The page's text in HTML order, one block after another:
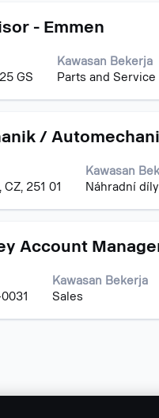
- Emmen
GS
Kawasan Bekerja
Parts and Service
/
251 01
Kawasan
Náhradní
Account
Kawasan Bekerja
Sales